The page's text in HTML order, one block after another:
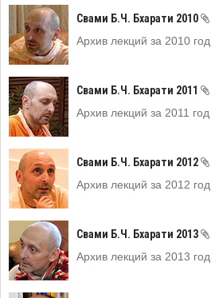
Свами Б.Ч. Бхарати 2010
Архив лекций за 2010 год
Свами Б.Ч. Бхарати 2011
Архив лекций за 2011 год
Свами Б.Ч. Бхарати 2012
Архив лекций за 2012 год
Свами Б.Ч. Бхарати 2013
Архив лекций за 2013 год